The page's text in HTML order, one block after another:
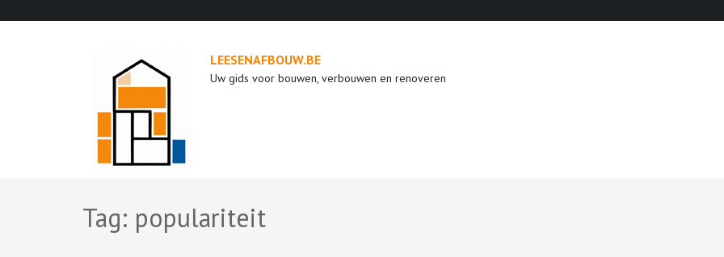
LEESENAFBOUW.BE
Uw gids voor bouwen, verbouwen en renoveren
Tag: populariteit